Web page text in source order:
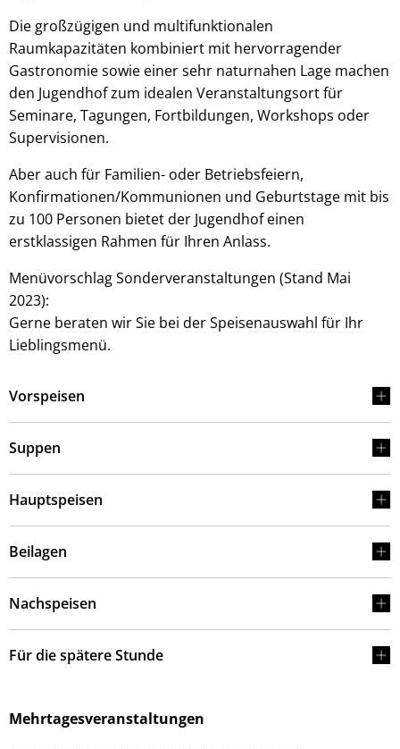
© Landkreis Hersfeld-Rotenburg
Die großzügigen und multifunktionalen
Raumkapazitäten kombiniert mit hervorragender
Gastronomie sowie einer sehr naturnahen Lage machen
den Jugendhof zum idealen Veranstaltungsort für
Seminare, Tagungen, Fortbildungen, Workshops oder
Supervisionen.
Aber auch für Familien- oder Betriebsfeiern,
Konfirmationen/Kommunionen und Geburtstage mit bis
zu 100 Personen bietet der Jugendhof einen
erstklassigen Rahmen für Ihren Anlass.
Menüvorschlag Sonderveranstaltungen (Stand Mai
2023):
Gerne beraten wir Sie bei der Speisenauswahl für Ihr
Lieblingsmenü.
Vorspeisen
Suppen
Hauptspeisen
Beilagen
Nachspeisen
Für die spätere Stunde
Mehrtagesveranstaltungen